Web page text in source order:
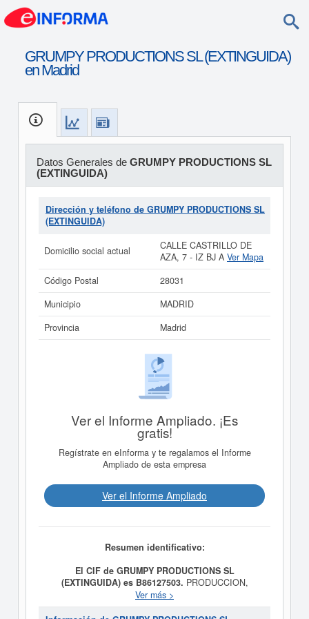
GRUMPY PRODUCTIONS SL (EXTINGUIDA)
en Madrid
Datos Generales de GRUMPY PRODUCTIONS SL
(EXTINGUIDA)
Dirección y teléfono de GRUMPY PRODUCTIONS SL
(EXTINGUIDA)
Domicilio social actual
CALLE CASTRILLO DE
AZA, 7 - IZ BJ A Ver Mapa
Código Postal
28031
Municipio
MADRID
Provincia
Madrid
Ver el Informe Ampliado. ¡Es
gratis!
Regístrate en eInforma y te regalamos el Informe
Ampliado de esta empresa
Ver el Informe Ampliado
Resumen identificativo:
El CIF de GRUMPY PRODUCTIONS SL
(EXTINGUIDA) es B86127503. PRODUCCION,
REALIZACION Y COMERCIALIZACION DE
GRABACIONES MUSICALES SONORAS Y
Ver más >